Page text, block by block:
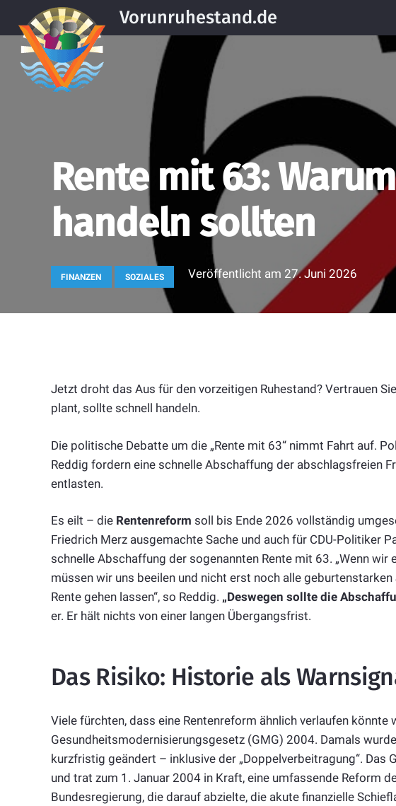
Vorunruhestand.de
Rente mit 63:
handeln sollten
FINANZEN SOZIALES Veröffentlicht am 27. Juni 2026
Jetzt droht das Aus für den vorzeitigen Ruhestand? Vertrauen
plant, sollte schnell handeln.
Die politische Debatte um die „Rente mit 63“ nimmt Fahrt auf.
Reddig fordern eine schnelle Abschaffung der abschlagsfreien
entlasten.
Es eilt – die Rentenreform soll bis Ende 2026 vollständig
Friedrich Merz ausgemachte Sache und auch für CDU-Politiker
schnelle Abschaffung der sogenannten Rente mit 63. „Wenn wir
müssen wir uns beeilen und nicht erst noch alle
Rente gehen lassen“, so Reddig. „Deswegen sollte die
er. Er hält nichts von einer langen Übergangsfrist.
Das Risiko: Historie als
Viele fürchten, dass eine Rentenreform ähnlich verlaufen könnte
Gesundheitsmodernisierungsgesetz (GMG) 2004. Damals
kurzfristig geändert – inklusive der „Doppelverbeitragung“. Das
und trat zum 1. Januar 2004 in Kraft, eine umfassende Reform
Bundesregierung, die darauf abzielte, die akute finanzielle